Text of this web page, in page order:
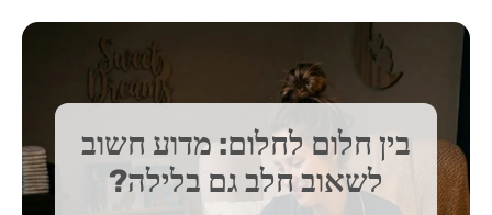
בין חלום לחלום: מדוע חשוב
לשאוב חלב גם בלילה?